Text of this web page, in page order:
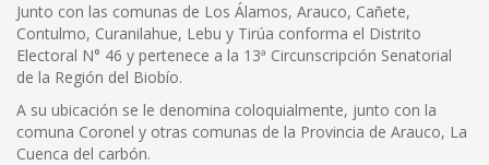
Junto con las comunas de Los Álamos, Arauco, Cañete,
Contulmo, Curanilahue, Lebu y Tirúa conforma el Distrito
Electoral N° 46 y pertenece a la 13ª Circunscripción Senatorial
de la Región del Biobío.
A su ubicación se le denomina coloquialmente, junto con la
comuna Coronel y otras comunas de la Provincia de Arauco, La
Cuenca del carbón.